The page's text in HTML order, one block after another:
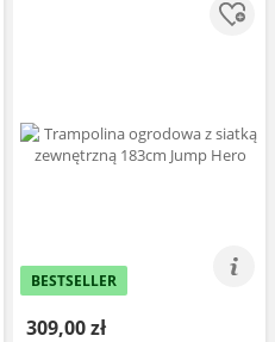
BESTSELLER
309,00 zł